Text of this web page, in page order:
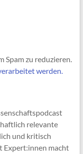
Spam zu reduzieren.
werden.
relevante
und kritisch
Expert:innen macht